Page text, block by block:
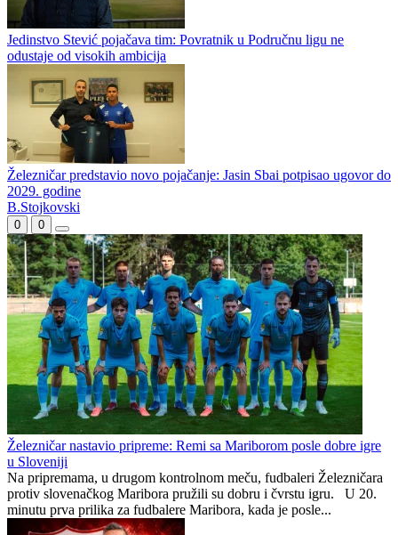
Jedinstvo Stević pojačava tim: Povratnik u Područnu ligu ne
odustaje od visokih ambicija
Železničar predstavio novo pojačanje: Jasin Sbai potpisao ugovor do
2029. godine
B.Stojkovski
0 0
Železničar nastavio pripreme: Remi sa Mariborom posle dobre igre
u Sloveniji
Na pripremama, u drugom kontrolnom meču, fudbaleri Železničara
protiv slovenačkog Maribora pružili su dobru i čvrstu igru. U 20.
minutu prva prilika za fudbalere Maribora, kada je posle...